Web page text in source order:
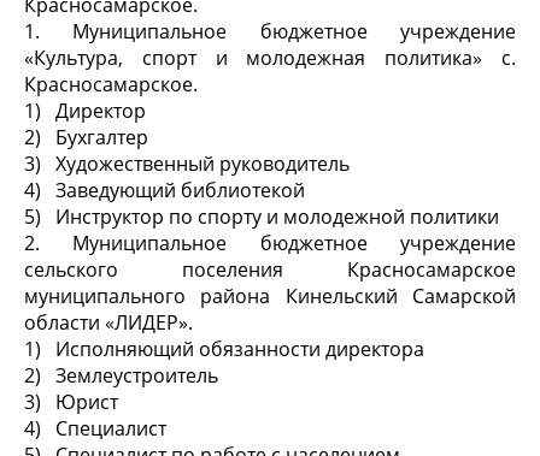
1.
Муниципальное бюджетное учреждение
«Культура, спорт и молодежная политика» с.
Красносамарское.
1) Директор
2)
Бухгалтер
3) Художественный руководитель
4) Заведующий библиотекой
5)
Инструктор по спорту и молодежной политики
2.
Муниципальное бюджетное учреждение
сельского поселения Красносамарское
муниципального района Кинельский Самарской
области «ЛИДЕР».
1)
Исполняющий обязанности директора
2) Землеустроитель
3)
Юрист
4)
Специалист